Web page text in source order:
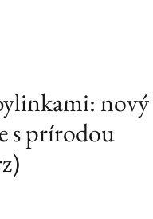
nový
s prírodou